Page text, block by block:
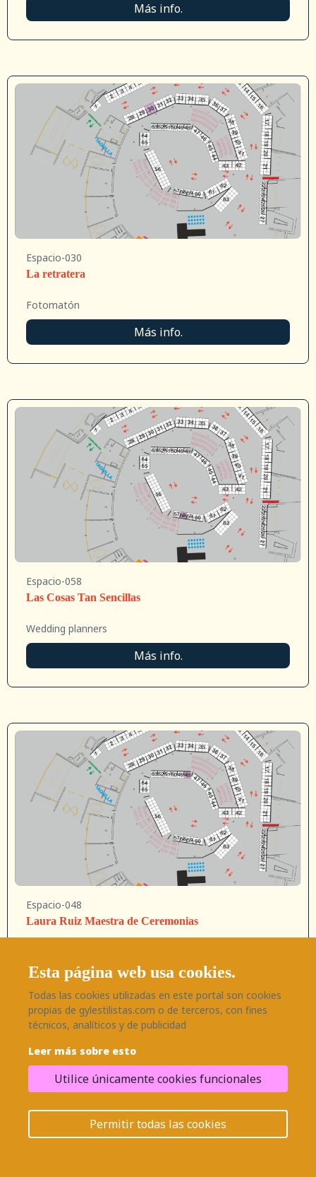
Más info.
Espacio-030
La retratera
Fotomatón
Más info.
Espacio-058
Las Cosas Tan Sencillas
Wedding planners
Más info.
Espacio-048
Laura Ruiz Maestra de Ceremonias
Más info.
¿Necesitas ayuda?
Esta página web usa cookies.
Todas las cookies utilizadas en este portal son cookies
propias de gylestilistas.com o de terceros, con fines
técnicos, analíticos y de publicidad
Leer más sobre esto
Utilice únicamente cookies funcionales
Permitir todas las cookies